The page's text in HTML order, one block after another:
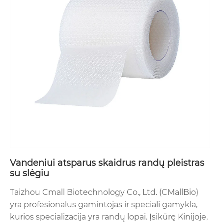
Vandeniui atsparus skaidrus randų pleistras
su slėgiu
Taizhou Cmall Biotechnology Co., Ltd. (CMallBio)
yra profesionalus gamintojas ir speciali gamykla,
kurios specializacija yra randų lopai. Įsikūrę Kinijoje,